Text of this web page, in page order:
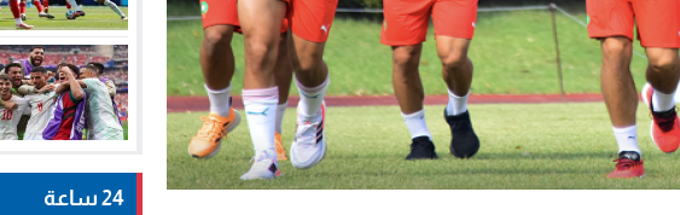
24 ساعة